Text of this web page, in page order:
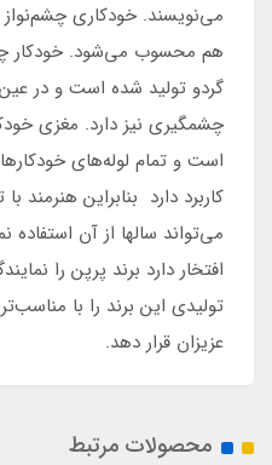
می‌نویسند. خودکاری
هم محسوب می‌شود. خودکار
گردو تولید شده است و در
چشمگیری نیز دارد. مغزی
است و تمام لوله‌های
کاربرد دارد بنابراین هنرمند
می‌تواند سالها از آن
افتخار دارد برند پرپن را
تولیدی این برند را با
عزیزان قرار دهد.
محصولات مرتبط